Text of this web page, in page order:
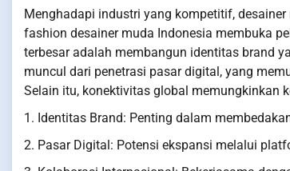
Menghadapi industri yang kompetitif,
fashion desainer muda Indonesia membuka
terbesar adalah membangun identitas brand
muncul dari penetrasi pasar digital, yang
Selain itu, konektivitas global memungkinkan
1. Identitas Brand: Penting dalam
2. Pasar Digital: Potensi ekspansi melalui